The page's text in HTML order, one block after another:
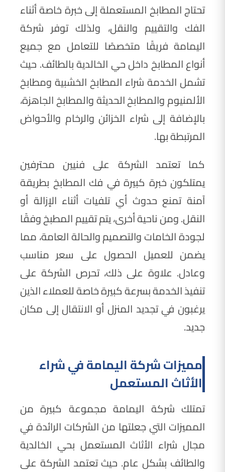
تحتاج المطابخ المستعملة إلى خبرة خاصة أثناء
الفك والتقييم والنقل، ولذلك توفر شركة
اليمامة فريقًا متخصصًا للتعامل مع جميع
أنواع المطابخ داخل حي الخالدية بالطائف. حيث
تشمل الخدمة شراء المطابخ الخشبية ومطابخ
الألمنيوم والمطابخ الحديثة والمطابخ الجاهزة،
بالإضافة إلى شراء الخزائن والرخام والأحواض
المرتبطة بها.
كما تعتمد الشركة على فنيين محترفين
يمتلكون خبرة كبيرة في فك المطابخ بطريقة
آمنة تمنع حدوث أي تلفيات أثناء الإزالة أو
النقل. ومن ناحية أخرى، يتم تقييم المطبخ وفقًا
لجودة الخامات والتصميم والحالة العامة، مما
يضمن للعميل الحصول على سعر مناسب
وعادل. علاوة على ذلك، تحرص الشركة على
تنفيذ الخدمة بسرعة كبيرة خاصة للعملاء الذين
يرغبون في تجديد المنزل أو الانتقال إلى مكان
جديد.
مميزات شركة اليمامة في شراء
الأثاث المستعمل
تمتلك شركة اليمامة مجموعة كبيرة من
المميزات التي جعلتها من الشركات الرائدة في
مجال شراء الأثاث المستعمل بحي الخالدية
والطائف بشكل عام. حيث تعتمد الشركة على